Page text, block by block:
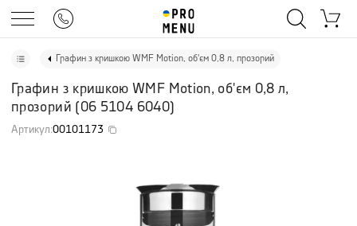
Графин з кришкою WMF Motion, об'єм 0,8 л, прозорий
Графин з кришкою WMF Motion, об'єм 0,8 л,
прозорий (06 5104 6040)
Артикул:00101173